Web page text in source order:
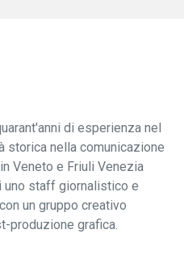
di esperienza nel
storica nella comunicazione
Veneto e Friuli Venezia
uno staff giornalistico e
un gruppo creativo
produzione grafica.